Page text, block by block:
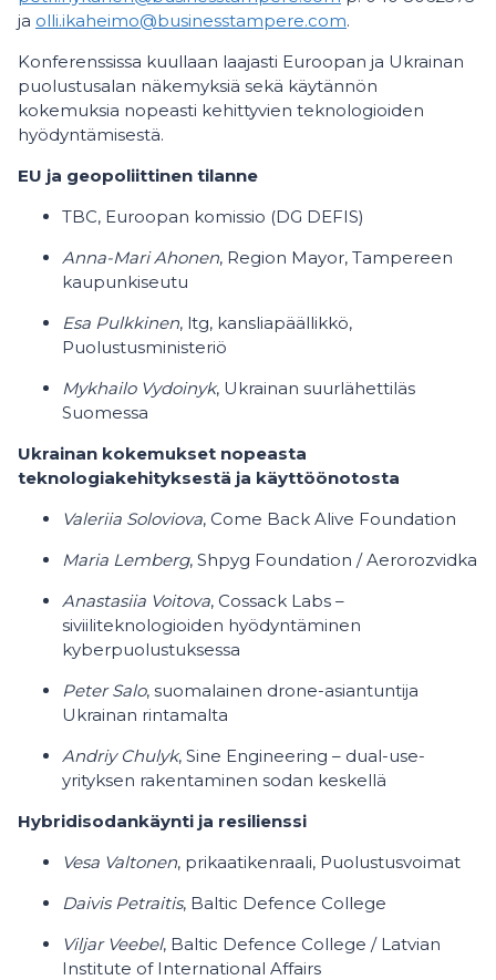
ja olli.ikaheimo@businesstampere.com.
Konferenssissa kuullaan laajasti Euroopan ja Ukrainan
puolustusalan näkemyksiä sekä käytännön
kokemuksia nopeasti kehittyvien teknologioiden
hyödyntämisestä.
EU ja geopoliittinen tilanne
TBC, Euroopan komissio (DG DEFIS)
Anna-Mari Ahonen, Region Mayor, Tampereen
kaupunkiseutu
Esa Pulkkinen, ltg, kansliapäällikkö,
Puolustusministeriö
Mykhailo Vydoinyk, Ukrainan suurlähettiläs
Suomessa
Ukrainan kokemukset nopeasta
teknologiakehityksestä ja käyttöönotosta
Valeriia Soloviova, Come Back Alive Foundation
Maria Lemberg, Shpyg Foundation / Aerorozvidka
Anastasiia Voitova, Cossack Labs –
siviiliteknologioiden hyödyntäminen
kyberpuolustuksessa
Peter Salo, suomalainen drone-asiantuntija
Ukrainan rintamalta
Andriy Chulyk, Sine Engineering – dual-use-
yrityksen rakentaminen sodan keskellä
Hybridisodankäynti ja resilienssi
Vesa Valtonen, prikaatikenraali, Puolustusvoimat
Daivis Petraitis, Baltic Defence College
Viljar Veebel, Baltic Defence College / Latvian
Institute of International Affairs